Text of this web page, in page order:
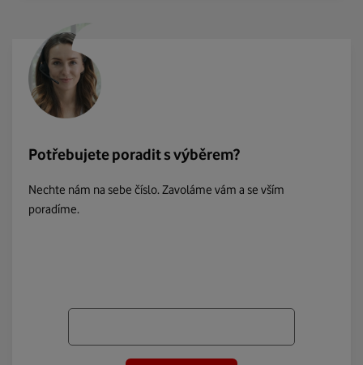
Potřebujete poradit s výběrem?
Nechte nám na sebe číslo. Zavoláme vám a se vším
poradíme.